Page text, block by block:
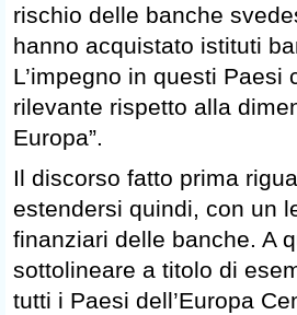
rischio delle banche
hanno acquistato istituti
L’impegno in questi
rilevante rispetto alla
Europa”.
Il discorso fatto prima
estendersi quindi, con un
finanziari delle banche. A
sottolineare a titolo di
tutti i Paesi dell’Europa